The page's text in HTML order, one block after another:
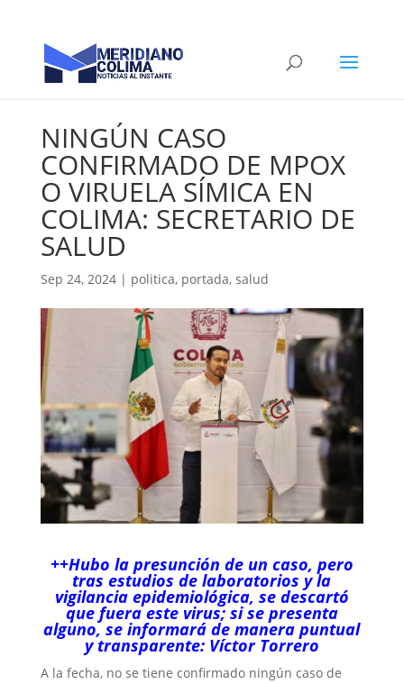
NINGÚN CASO
CONFIRMADO DE MPOX
O VIRUELA SÍMICA EN
COLIMA: SECRETARIO DE
SALUD
Sep 24, 2024| politica, portada, salud
++Hubo la presunción de un caso, pero
tras estudios de laboratorios y la
vigilancia epidemiológica, se descartó
que fuera este virus; si se presenta
alguno, se informará de manera puntual
y transparente: Víctor Torrero
A la fecha, no se tiene confirmado ningún caso de